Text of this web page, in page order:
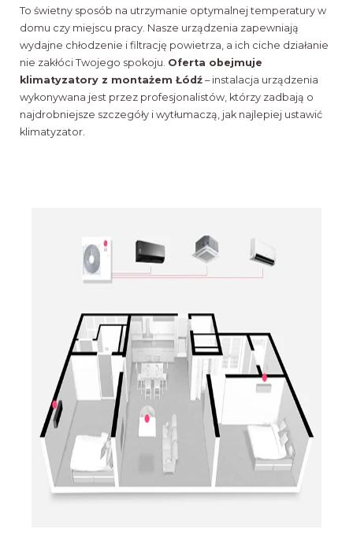
To świetny sposób na utrzymanie optymalnej temperatury w
domu czy miejscu pracy. Nasze urządzenia zapewniają
wydajne chłodzenie i filtrację powietrza, a ich ciche działanie
nie zakłóci Twojego spokoju. Oferta obejmuje
klimatyzatory z montażem Łódź – instalacja urządzenia
wykonywana jest przez profesjonalistów, którzy zadbają o
najdrobniejsze szczegóły i wytłumaczą, jak najlepiej ustawić
klimatyzator.